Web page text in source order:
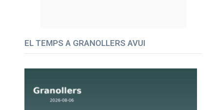
EL TEMPS A GRANOLLERS AVUI